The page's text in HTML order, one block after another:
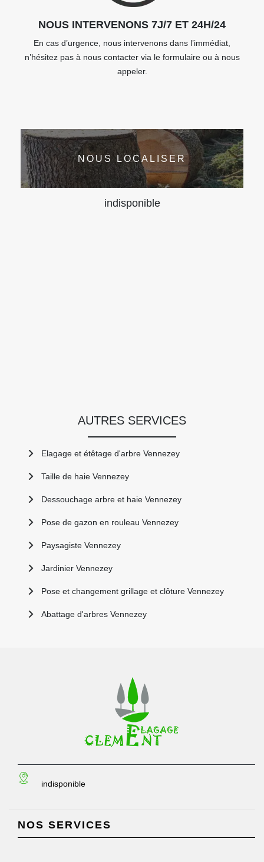
NOUS INTERVENONS 7J/7 ET 24H/24
En cas d’urgence, nous intervenons dans l’immédiat,
n’hésitez pas à nous contacter via le formulaire ou à nous
appeler.
NOUS LOCALISER
indisponible
AUTRES SERVICES
Elagage et étêtage d'arbre Vennezey
Taille de haie Vennezey
Dessouchage arbre et haie Vennezey
Pose de gazon en rouleau Vennezey
Paysagiste Vennezey
Jardinier Vennezey
Pose et changement grillage et clôture Vennezey
Abattage d'arbres Vennezey
indisponible
NOS SERVICES